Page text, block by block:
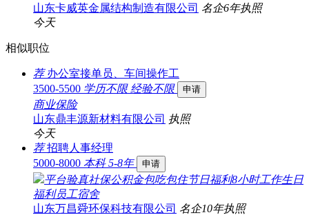
山东卡威英金属结构制造有限公司 名企6年执照
今天
相似职位
荐 办公室接单员、车间操作工
3500-5500 学历不限 经验不限 申请
商业保险
山东鼎丰源新材料有限公司 执照
今天
荐 招聘人事经理
5000-8000 本科 5-8年 申请
平台验真社保公积金包吃包住节日福利8小时工作生日
福利员工宿舍
山东万昌舜环保科技有限公司 名企10年执照